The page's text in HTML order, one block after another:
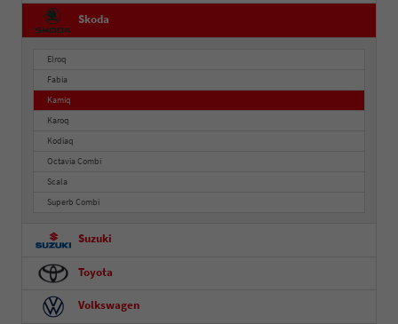
Skoda
Elroq
Fabia
Kamiq
Karoq
Kodiaq
Octavia Combi
Scala
Superb Combi
Suzuki
Toyota
Volkswagen